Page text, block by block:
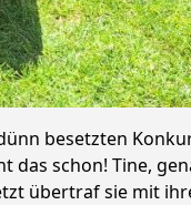
besetzten
das schon! Tine,
übertraf sie mit